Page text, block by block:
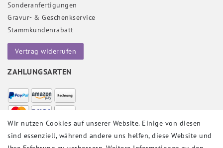
Sonderanfertigungen
Gravur- & Geschenkservice
Stammkundenrabatt
Vertrag widerrufen
ZAHLUNGSARTEN
VERSANDPARTNER
Wir nutzen Cookies auf unserer Website. Einige von diesen
sind essenziell, während andere uns helfen, diese Website und